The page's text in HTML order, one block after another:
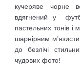
кучеряве чорне
вдягнений у
пастельних тонів і
шарнірним
до безлічі
чудових фото!